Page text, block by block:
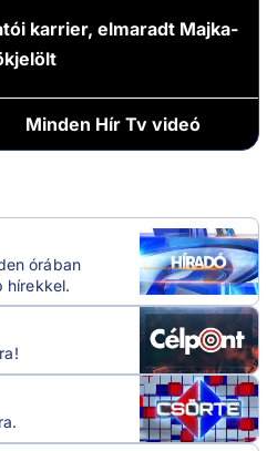
karrier, elmaradt Majka-
Minden Hír Tv videó
órában
hírekkel.